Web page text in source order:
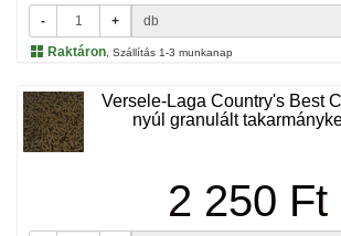
- + db
Raktáron , Szállítás 1-3 munkanap
Versele-Laga Country's Best
nyúl granulált
2 250 Ft